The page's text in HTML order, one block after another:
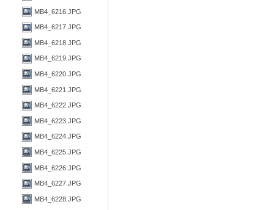
MB4_6216.JPG
MB4_6217.JPG
MB4_6218.JPG
MB4_6219.JPG
MB4_6220.JPG
MB4_6221.JPG
MB4_6222.JPG
MB4_6223.JPG
MB4_6224.JPG
MB4_6225.JPG
MB4_6226.JPG
MB4_6227.JPG
MB4_6228.JPG